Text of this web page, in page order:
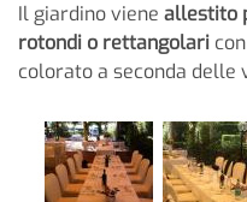
Il giardino viene allestito
rotondi o rettangolari
colorato a seconda delle